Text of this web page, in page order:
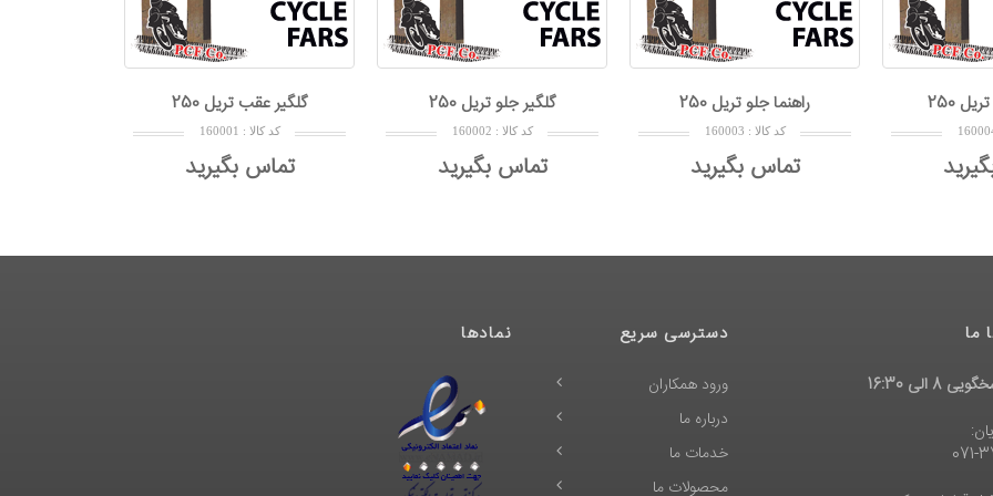
گلگير عقب تريل 250
کد کالا : 160001
تماس بگیرید
گلگير جلو تريل 250
کد کالا : 160002
تماس بگیرید
راهنما جلو تريل 250
کد کالا : 160003
تماس بگیرید
250
ما
8 الی 16:30
071-
دسترسی سریع
ورود همکاران
درباره ما
خدمات ما
محصولات ما
نمادها